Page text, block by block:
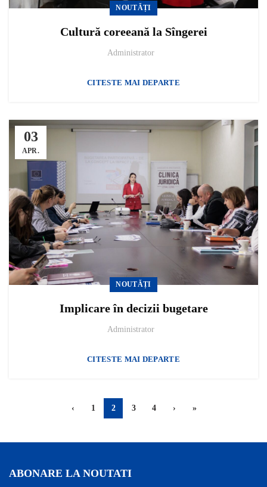
NOUTĂȚI
Cultură coreeană la Sîngerei
Administrator
CITESTE MAI DEPARTE
03
APR.
NOUTĂȚI
Implicare în decizii bugetare
Administrator
CITESTE MAI DEPARTE
‹ 1 2 3 4 › »
ABONARE LA NOUTATI